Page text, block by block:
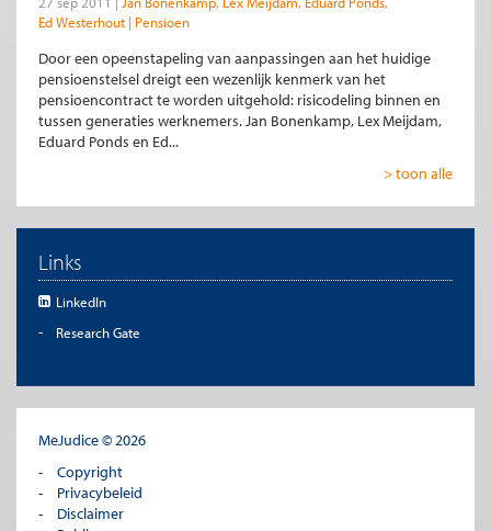
Ed Westerhout
Pensioen
Door een opeenstapeling van aanpassingen aan het huidige
pensioenstelsel dreigt een wezenlijk kenmerk van het
pensioencontract te worden uitgehold: risicodeling binnen en
tussen generaties werknemers. Jan Bonenkamp, Lex Meijdam,
Eduard Ponds en Ed...
> toon alle
Links
LinkedIn
Research Gate
MeJudice © 2026
Copyright
Privacybeleid
Disclaimer